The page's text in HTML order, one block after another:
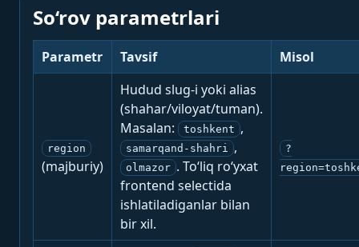
So‘rov parametrlari
Parametr Tavsif Misol
region
(majburiy)
Hudud slug-i yoki alias
(shahar/viloyat/tuman).
Masalan:
toshkent ,
samarqand-shahri ,
olmazor . To‘liq ro‘yxat
frontend selectida
ishlatiladiganlar bilan
bir xil.
?